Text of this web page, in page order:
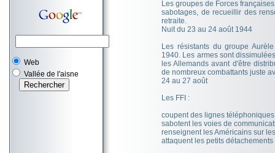
Web
Vallée de l'aisne
Les groupes de Forces
sabotages, de recueillir des
retraite.
Nuit du 23 au 24 août 1944
Les résistants du groupe
1940. Les armes sont
les Allemands avant d'être
de nombreux combattants juste
24 au 27 août
Les FFI :
coupent des lignes
sabotent les voies de
renseignent les Américains sur
attaquent les petits détachements